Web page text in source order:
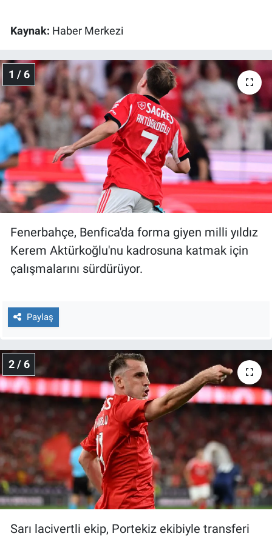
Kaynak: Haber Merkezi
1 / 6
Fenerbahçe, Benfica'da forma giyen milli yıldız
Kerem Aktürkoğlu'nu kadrosuna katmak için
çalışmalarını sürdürüyor.
Paylaş
2 / 6
Sarı lacivertli ekip, Portekiz ekibiyle transferi
Gündem Özel
Günün görüntüsü
Haber
İlan
Kimdir
Koronavirüs
Ne demişti
Popüler
Sağlık
Spor
Teknoloji
Türkiye'nin Geleceği
Türkiye'nin Gündemi
Yerel Gündem